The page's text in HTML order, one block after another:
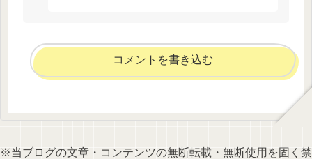
コメントを書き込む
※当ブログの文章・コンテンツの無断転載・無断使用を固く禁